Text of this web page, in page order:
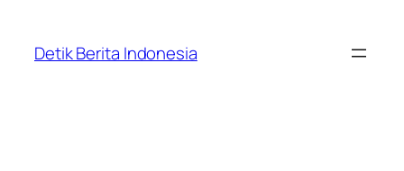
content
Detik Berita Indonesia